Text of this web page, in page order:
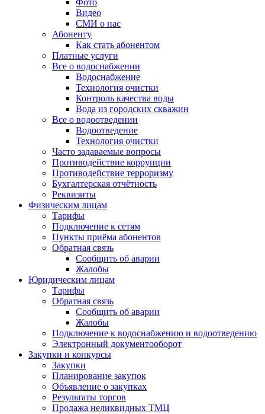
Фото
Видео
СМИ о нас
Абоненту
Как стать абонентом
Платные услуги
Все о водоснабжении
Водоснабжение
Технология очистки
Контроль качества воды
Вода из городских скважин
Все о водоотведении
Водоотведение
Технология очистки
Часто задаваемые вопросы
Противодействие коррупции
Противодействие терроризму
Бухгалтерская отчётность
Реквизиты
Физическим лицам
Тарифы
Подключение к сетям
Пункты приёма абонентов
Обратная связь
Сообщить об аварии
Жалобы
Юридическим лицам
Тарифы
Обратная связь
Сообщить об аварии
Жалобы
Подключение к водоснабжению и водоотведению
Электронный документооборот
Закупки и конкурсы
Закупки
Планирование закупок
Объявление о закупках
Результаты торгов
Продажа неликвидных ТМЦ